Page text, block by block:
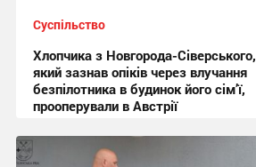
Суспільство
Хлопчика з Новгорода-Сіверського,
який зазнав опіків через влучання
безпілотника в будинок його сім’ї,
прооперували в Австрії
15:44, 5.08.2026